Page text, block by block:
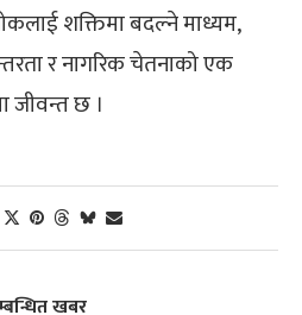
शक्तिमा बदल्ने माध्यम,
र नागरिक चेतनाको एक
जीवन्त छ ।
खबर